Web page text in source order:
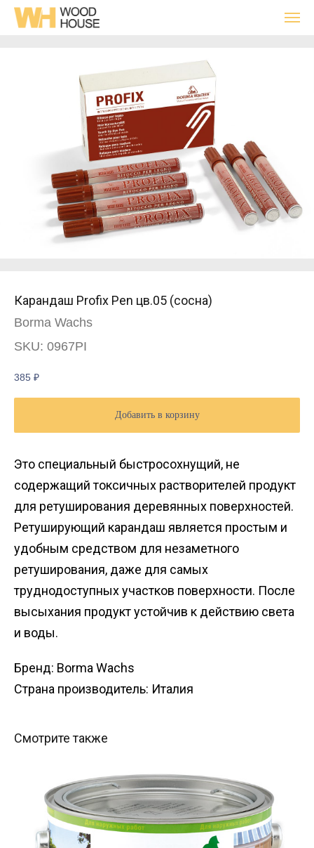
Карандаш Profix Pen цв.05 (сосна)
Borma Wachs
SKU: 0967PI
385 ₽
Добавить в корзину
Это специальный быстросохнущий, не
содержащий токсичных растворителей продукт
для ретуширования деревянных поверхностей.
Ретуширующий карандаш является простым и
удобным средством для незаметного
ретуширования, даже для самых
труднодоступных участков поверхности. После
высыхания продукт устойчив к действию света
и воды.
Бренд: Borma Wachs
Страна производитель: Италия
Смотрите также